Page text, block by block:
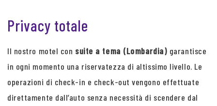
Privacy totale
Il nostro motel con suite a tema (Lombardia) garantisce
in ogni momento una riservatezza di altissimo livello. Le
operazioni di check-in e check-out vengono effettuate
direttamente dall’auto senza necessità di scendere dal